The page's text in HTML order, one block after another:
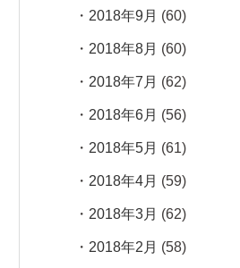
2018年9月 (60)
2018年8月 (60)
2018年7月 (62)
2018年6月 (56)
2018年5月 (61)
2018年4月 (59)
2018年3月 (62)
2018年2月 (58)